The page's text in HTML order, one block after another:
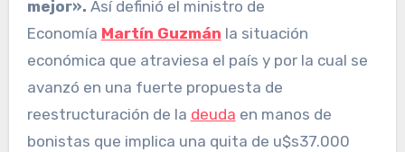
mejor». Así definió el ministro de
Economía Martín Guzmán la situación
económica que atraviesa el país y por la cual se
avanzó en una fuerte propuesta de
reestructuración de la deuda en manos de
bonistas que implica una quita de u$s37.000